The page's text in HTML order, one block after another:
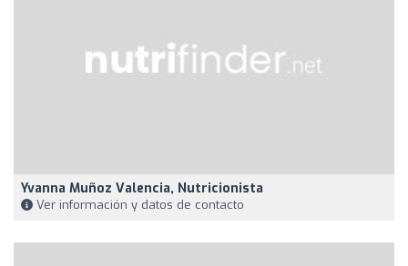
Yvanna Muñoz Valencia, Nutricionista
Ver información y datos de contacto